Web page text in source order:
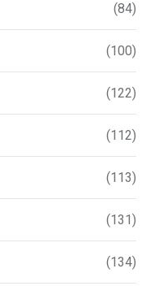
(84)
(100)
(122)
(112)
(113)
(131)
(134)